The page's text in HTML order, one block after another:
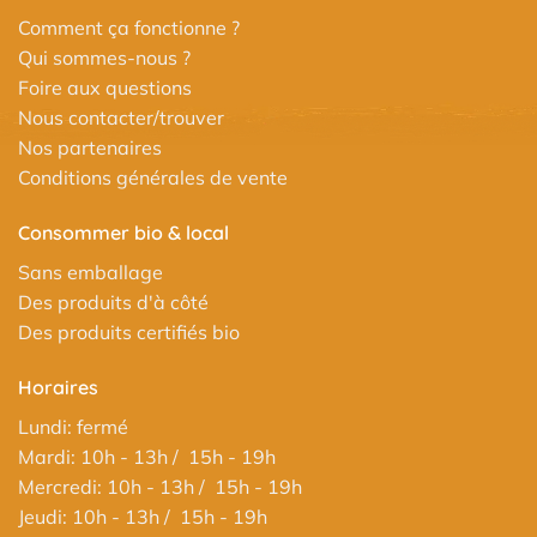
Comment ça fonctionne ?
Qui sommes-nous ?
Foire aux questions
Nous contacter/trouver
Nos partenaires
Conditions générales de vente
Consommer bio & local
Sans emballage
Des produits d'à côté
Des produits certifiés bio
Horaires
Lundi: fermé
Mardi: 10h - 13h / 15h - 19h
Mercredi: 10h - 13h / 15h - 19h
Jeudi: 10h - 13h / 15h - 19h